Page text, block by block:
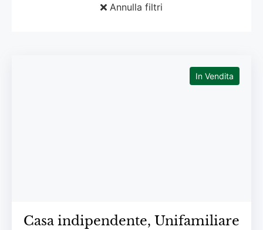
Annulla filtri
In Vendita
Casa indipendente, Unifamiliare